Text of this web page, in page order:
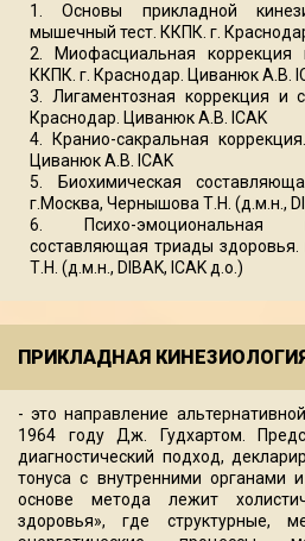
1. Основы прикладной
мышечный тест. ККПК. г.
2. Миофасциальная коррекция
ККПК. г. Краснодар. Циванюк А.В.
3. Лигаментозная коррекция и
Краснодар. Циванюк А.В. ICAK
4. Кранио-сакральная
Циванюк А.В. ICAK
5. Биохимическая
г.Москва, Чернышова Т.Н. (д.м.н.,
6. Психо-эмоциональная
составляющая триады
Т.Н. (д.м.н., DIBAK, ICAK д.о.)
ПРИКЛАДНАЯ
- это направление
1964 году Дж. Гудхартом.
диагностический подход,
тонуса с внутренними органами
основе метода лежит
здоровья», где структурные,